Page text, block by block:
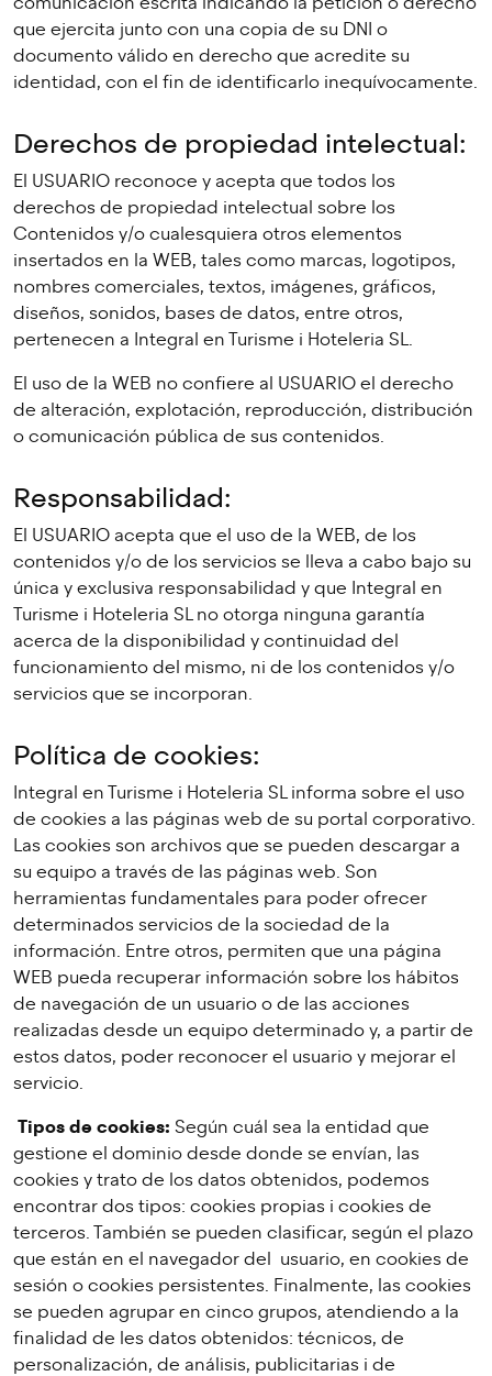
que ejercita junto con una copia de su DNI o
documento válido en derecho que acredite su
identidad, con el fin de identificarlo inequívocamente.
Derechos de propiedad intelectual:
El USUARIO reconoce y acepta que todos los
derechos de propiedad intelectual sobre los
Contenidos y/o cualesquiera otros elementos
insertados en la WEB, tales como marcas, logotipos,
nombres comerciales, textos, imágenes, gráficos,
diseños, sonidos, bases de datos, entre otros,
pertenecen a Integral en Turisme i Hoteleria SL.
El uso de la WEB no confiere al USUARIO el derecho
de alteración, explotación, reproducción, distribución
o comunicación pública de sus contenidos.
Responsabilidad:
El USUARIO acepta que el uso de la WEB, de los
contenidos y/o de los servicios se lleva a cabo bajo su
única y exclusiva responsabilidad y que Integral en
Turisme i Hoteleria SL no otorga ninguna garantía
acerca de la disponibilidad y continuidad del
funcionamiento del mismo, ni de los contenidos y/o
servicios que se incorporan.
Política de cookies:
Integral en Turisme i Hoteleria SL informa sobre el uso
de cookies a las páginas web de su portal corporativo.
Las cookies son archivos que se pueden descargar a
su equipo a través de las páginas web. Son
herramientas fundamentales para poder ofrecer
determinados servicios de la sociedad de la
información. Entre otros, permiten que una página
WEB pueda recuperar información sobre los hábitos
de navegación de un usuario o de las acciones
realizadas desde un equipo determinado y, a partir de
estos datos, poder reconocer el usuario y mejorar el
servicio.
Tipos de cookies: Según cuál sea la entidad que
gestione el dominio desde donde se envían, las
cookies y trato de los datos obtenidos, podemos
encontrar dos tipos: cookies propias i cookies de
terceros. También se pueden clasificar, según el plazo
que están en el navegador del usuario, en cookies de
sesión o cookies persistentes. Finalmente, las cookies
se pueden agrupar en cinco grupos, atendiendo a la
finalidad de les datos obtenidos: técnicos, de
personalización, de análisis, publicitarias i de